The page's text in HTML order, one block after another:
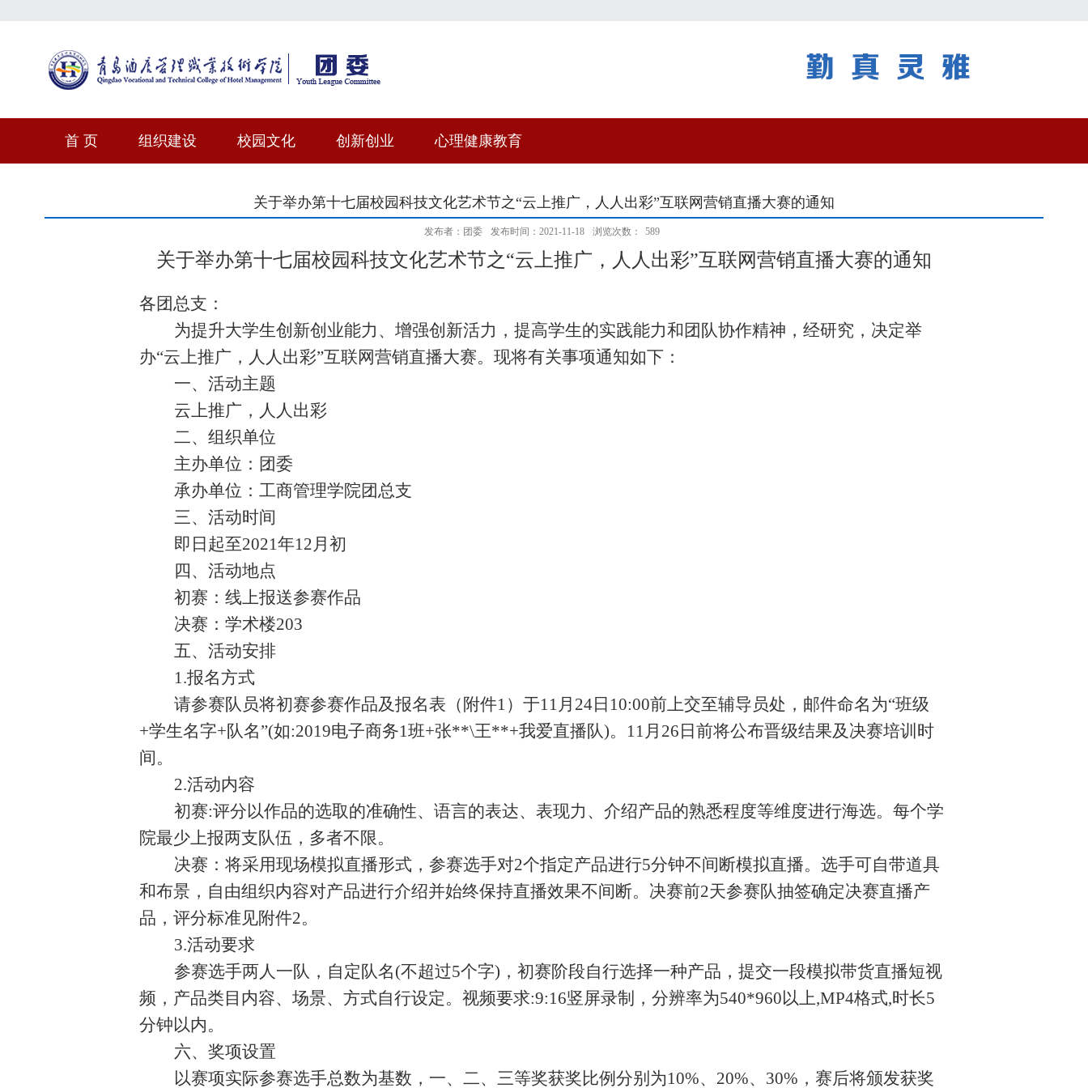
首 页 组织建设 校园文化 创新创业 心理健康教育
关于举办第十七届校园科技文化艺术节之“云上推广，人人出彩”互联网营销直播大赛的通知
发布者：团委 发布时间：2021-11-18 浏览次数： 589
关于举办第十七届校园科技文化艺术节之“云上推广，人人出彩”互联网营销直播大赛的通知
各团总支：
为提升大学生创新创业能力、增强创新活力，提高学生的实践能力和团队协作精神，经研究，决定举
办“云上推广，人人出彩”互联网营销直播大赛。现将有关事项通知如下：
一、活动主题
云上推广，人人出彩
二、组织单位
主办单位：团委
承办单位：工商管理学院团总支
三、活动时间
即日起至2021年12月初
四、活动地点
初赛：线上报送参赛作品
决赛：学术楼203
五、活动安排
1.报名方式
请参赛队员将初赛参赛作品及报名表（附件1）于11月24日10:00前上交至辅导员处，邮件命名为“班级
+学生名字+队名”(如:2019电子商务1班+张**\王**+我爱直播队)。11月26日前将公布晋级结果及决赛培训时
间。
2.活动内容
初赛:评分以作品的选取的准确性、语言的表达、表现力、介绍产品的熟悉程度等维度进行海选。每个学
院最少上报两支队伍，多者不限。
决赛：将采用现场模拟直播形式，参赛选手对2个指定产品进行5分钟不间断模拟直播。选手可自带道具
和布景，自由组织内容对产品进行介绍并始终保持直播效果不间断。决赛前2天参赛队抽签确定决赛直播产
品，评分标准见附件2。
3.活动要求
参赛选手两人一队，自定队名(不超过5个字)，初赛阶段自行选择一种产品，提交一段模拟带货直播短视
频，产品类目内容、场景、方式自行设定。视频要求:9:16竖屏录制，分辨率为540*960以上,MP4格式,时长5
分钟以内。
六、奖项设置
以赛项实际参赛选手总数为基数，一、二、三等奖获奖比例分别为10%、20%、30%，赛后将颁发获奖